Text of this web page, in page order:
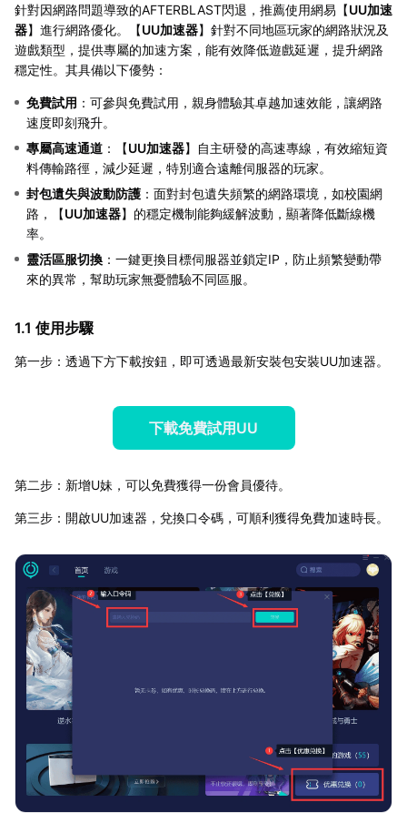
針對因網路問題導致的AFTERBLAST閃退，推薦使用網易【UU加速
器】進行網路優化。【UU加速器】針對不同地區玩家的網路狀況及
遊戲類型，提供專屬的加速方案，能有效降低遊戲延遲，提升網路
穩定性。其具備以下優勢：
免費試用 ：可參與免費試用，親身體驗其卓越加速效能，讓網路
速度即刻飛升。
專屬高速通道 ：【UU加速器】自主研發的高速專線，有效縮短資
料傳輸路徑，減少延遲，特別適合遠離伺服器的玩家。
封包遺失與波動防護 ：面對封包遺失頻繁的網路環境，如校園網
路，【UU加速器】的穩定機制能夠緩解波動，顯著降低斷線機
率。
靈活區服切換 ：一鍵更換目標伺服器並鎖定IP，防止頻繁變動帶
來的異常，幫助玩家無憂體驗不同區服。
1.1 使用步驟
第一步：透過下方下載按鈕，即可透過最新安裝包安裝UU加速器。
下載免費試用UU
第二步：新增U妹，可以免費獲得一份會員優待。
第三步：開啟UU加速器，兌換口令碼，可順利獲得免費加速時長。